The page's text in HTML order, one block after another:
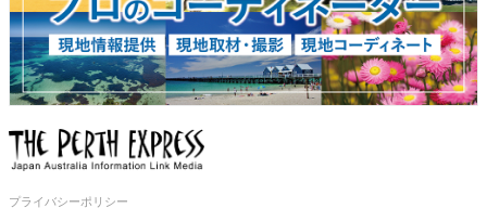
プライバシーポリシー